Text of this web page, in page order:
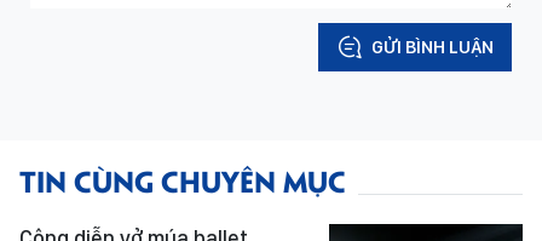
GỬI BÌNH LUẬN
TIN CÙNG CHUYÊN MỤC